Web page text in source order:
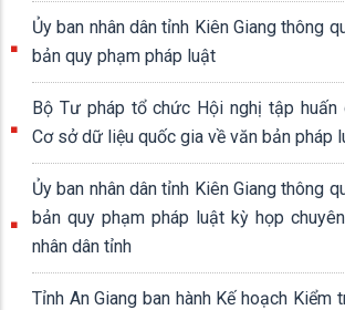
Ủy ban nhân dân tỉnh Kiên Giang thông
bản quy phạm pháp luật
Bộ Tư pháp tổ chức Hội nghị tập huấn
Cơ sở dữ liệu quốc gia về văn bản pháp
Ủy ban nhân dân tỉnh Kiên Giang thông
bản quy phạm pháp luật kỳ họp
nhân dân tỉnh
Tỉnh An Giang ban hành Kế hoạch Kiểm